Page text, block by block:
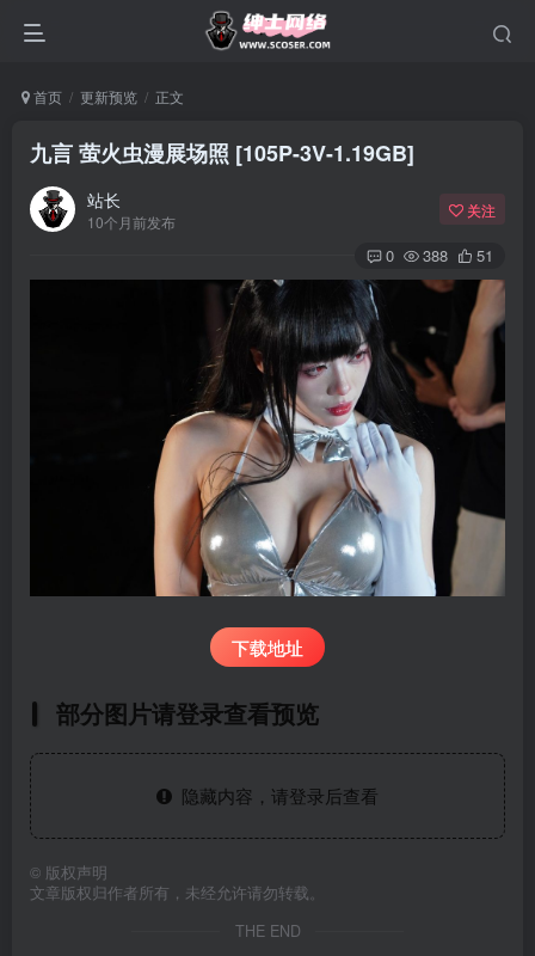
首页 更新预览 正文
九言 萤火虫漫展场照 [105P-3V-1.19GB]
站长
10个月前发布
关注
0 388 51
下载地址
部分图片请登录查看预览
隐藏内容，请登录后查看
© 版权声明
文章版权归作者所有，未经允许请勿转载。
THE END